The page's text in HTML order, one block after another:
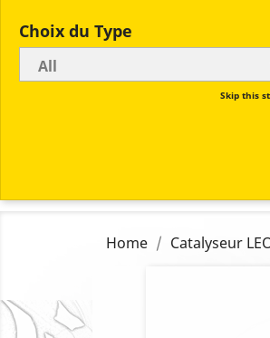
Choix du Type
Skip this
Home Catalyseur